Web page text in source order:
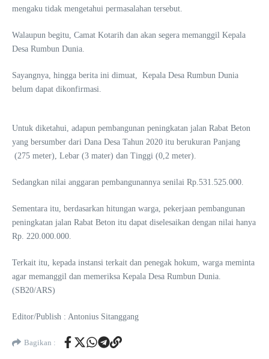
mengaku tidak mengetahui permasalahan tersebut.
Walaupun begitu, Camat Kotarih dan akan segera memanggil Kepala
Desa Rumbun Dunia.
Sayangnya, hingga berita ini dimuat, Kepala Desa Rumbun Dunia
belum dapat dikonfirmasi.
Untuk diketahui, adapun pembangunan peningkatan jalan Rabat Beton
yang bersumber dari Dana Desa Tahun 2020 itu berukuran Panjang
(275 meter), Lebar (3 mater) dan Tinggi (0,2 meter).
Sedangkan nilai anggaran pembangunannya senilai Rp.531.525.000.
Sementara itu, berdasarkan hitungan warga, pekerjaan pembangunan
peningkatan jalan Rabat Beton itu dapat diselesaikan dengan nilai hanya
Rp. 220.000.000.
Terkait itu, kepada instansi terkait dan penegak hokum, warga meminta
agar memanggil dan memeriksa Kepala Desa Rumbun Dunia.
(SB20/ARS)
Editor/Publish : Antonius Sitanggang
Bagikan :